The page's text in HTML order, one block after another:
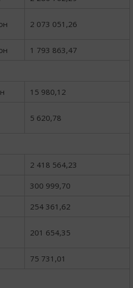
2 073 051,26
1 793 863,47
15 980,12
5 620,78
2 418 564,23
300 999,70
254 361,62
201 654,35
75 731,01